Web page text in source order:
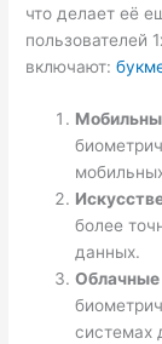
что делает её
пользователей
включают:
более
данных.
системах